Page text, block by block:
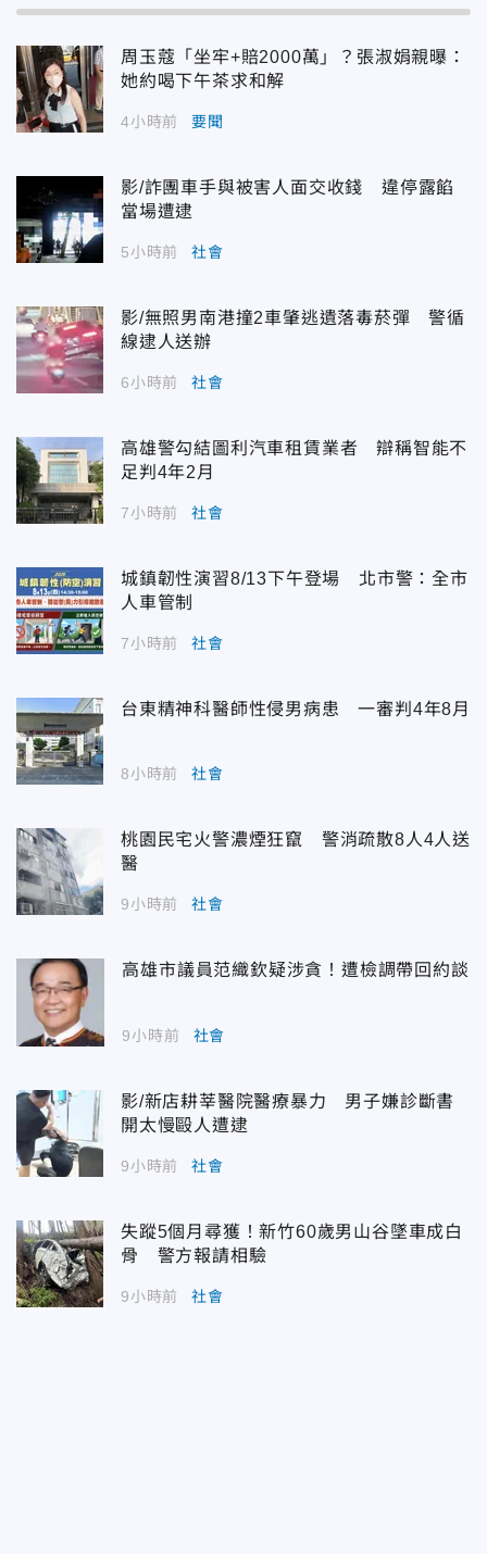
周玉蔻「坐牢+賠2000萬」？張淑娟親曝：
她約喝下午茶求和解
4小時前 要聞
影/詐團車手與被害人面交收錢 違停露餡
當場遭逮
5小時前 社會
影/無照男南港撞2車肇逃遺落毒菸彈 警循
線逮人送辦
6小時前 社會
高雄警勾結圖利汽車租賃業者 辯稱智能不
足判4年2月
7小時前 社會
城鎮韌性演習8/13下午登場 北市警：全市
人車管制
7小時前 社會
台東精神科醫師性侵男病患 一審判4年8月
8小時前 社會
桃園民宅火警濃煙狂竄 警消疏散8人4人送
醫
9小時前 社會
高雄市議員范織欽疑涉貪！遭檢調帶回約談
9小時前 社會
影/新店耕莘醫院醫療暴力 男子嫌診斷書
開太慢毆人遭逮
9小時前 社會
失蹤5個月尋獲！新竹60歲男山谷墜車成白
骨 警方報請相驗
9小時前 社會